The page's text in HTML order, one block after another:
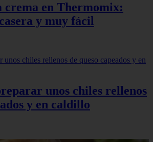
crema en Thermomix:
y muy fácil
unos chiles rellenos
y en caldillo